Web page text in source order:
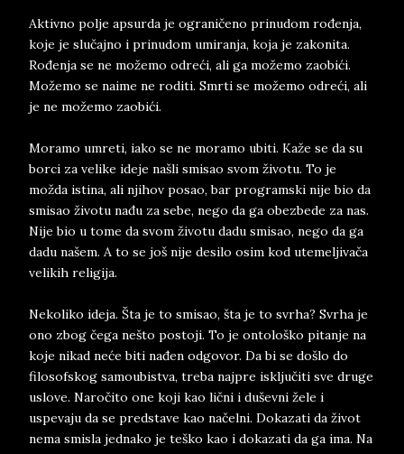
Aktivno polje apsurda je ograničeno prinudom rođenja,
koje je slučajno i prinudom umiranja, koja je zakonita.
Rođenja se ne možemo odreći, ali ga možemo zaobići.
Možemo se naime ne roditi. Smrti se možemo odreći, ali
je ne možemo zaobići.
Moramo umreti, iako se ne moramo ubiti. Kaže se da su
borci za velike ideje našli smisao svom životu. To je
možda istina, ali njihov posao, bar programski nije bio da
smisao životu nađu za sebe, nego da ga obezbede za nas.
Nije bio u tome da svom životu dadu smisao, nego da ga
dadu našem. A to se još nije desilo osim kod utemeljivača
velikih religija.
Nekoliko ideja. Šta je to smisao, šta je to svrha? Svrha je
ono zbog čega nešto postoji. To je ontološko pitanje na
koje nikad neće biti nađen odgovor. Da bi se došlo do
filosofskog samoubistva, treba najpre isključiti sve druge
uslove. Naročito one koji kao lični i duševni žele i
uspevaju da se predstave kao načelni. Dokazati da život
nema smisla jednako je teško kao i dokazati da ga ima. Na